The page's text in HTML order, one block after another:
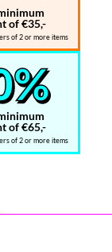
of €35,-
of 2 or more items
of €65,-
of 2 or more items